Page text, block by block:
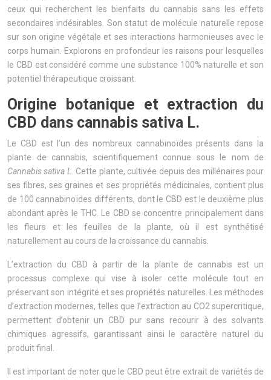
ceux qui recherchent les bienfaits du cannabis sans les effets
secondaires indésirables. Son statut de molécule naturelle repose
sur son origine végétale et ses interactions harmonieuses avec le
corps humain. Explorons en profondeur les raisons pour lesquelles
le CBD est considéré comme une substance 100% naturelle et son
potentiel thérapeutique croissant.
Origine botanique et extraction du
CBD dans cannabis sativa L.
Le CBD est l’un des nombreux cannabinoïdes présents dans la
plante de cannabis, scientifiquement connue sous le nom de
Cannabis sativa L. Cette plante, cultivée depuis des millénaires pour
ses fibres, ses graines et ses propriétés médicinales, contient plus
de 100 cannabinoïdes différents, dont le CBD est le deuxième plus
abondant après le THC. Le CBD se concentre principalement dans
les fleurs et les feuilles de la plante, où il est synthétisé
naturellement au cours de la croissance du cannabis.
L’extraction du CBD à partir de la plante de cannabis est un
processus complexe qui vise à isoler cette molécule tout en
préservant son intégrité et ses propriétés naturelles. Les méthodes
d’extraction modernes, telles que l’extraction au CO2 supercritique,
permettent d’obtenir un CBD pur sans recourir à des solvants
chimiques agressifs, garantissant ainsi le caractère naturel du
produit final.
Il est important de noter que le CBD peut être extrait de variétés de